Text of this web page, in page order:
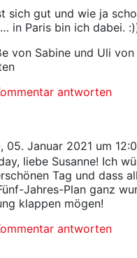
sich gut und wie ja
in Paris bin ich dabei.
von Sabine und Uli von
antworten
05. Januar 2021 um
liebe Susanne! Ich
Tag und dass
Jahres-Plan ganz
klappen mögen!
antworten